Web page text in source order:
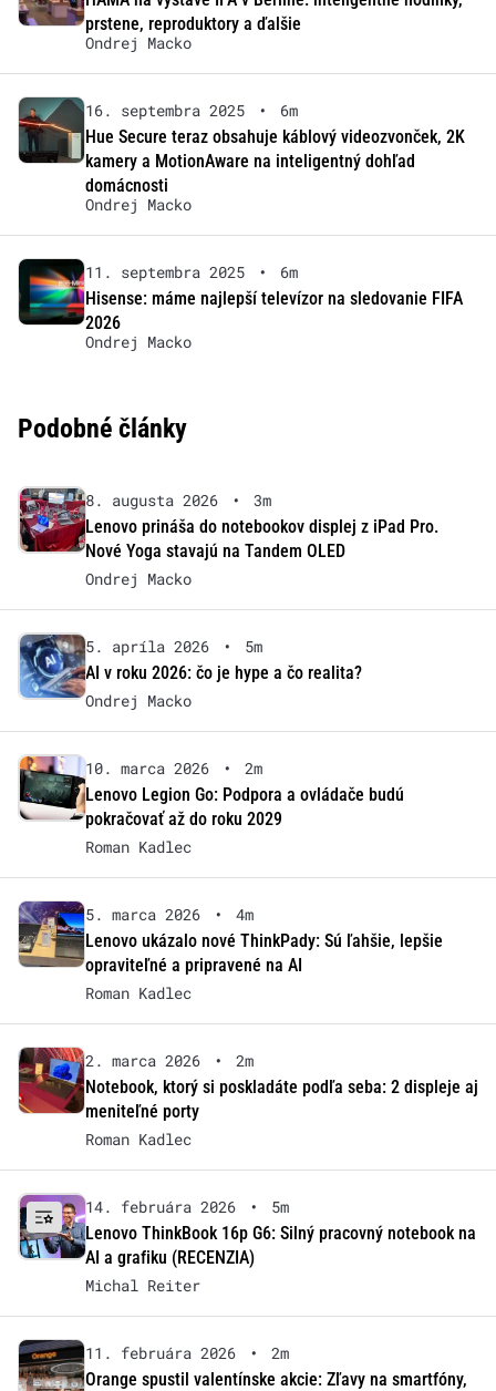
prstene, reproduktory a ďalšie
Ondrej Macko
16. septembra 2025 •
6m
Hue Secure teraz obsahuje káblový videozvonček, 2K
kamery a MotionAware na inteligentný dohľad
domácnosti
Ondrej Macko
11. septembra 2025 •
6m
Hisense: máme najlepší televízor na sledovanie FIFA
2026
Ondrej Macko
Podobné články
8. augusta 2026 •
3m
Lenovo prináša do notebookov displej z iPad Pro.
Nové Yoga stavajú na Tandem OLED
Ondrej Macko
5. apríla 2026 •
5m
AI v roku 2026: čo je hype a čo realita?
Ondrej Macko
10. marca 2026 •
2m
Lenovo Legion Go: Podpora a ovládače budú
pokračovať až do roku 2029
Roman Kadlec
5. marca 2026 •
4m
Lenovo ukázalo nové ThinkPady: Sú ľahšie, lepšie
opraviteľné a pripravené na AI
Roman Kadlec
2. marca 2026 •
2m
Notebook, ktorý si poskladáte podľa seba: 2 displeje aj
meniteľné porty
Roman Kadlec
14. februára 2026 •
5m
Lenovo ThinkBook 16p G6: Silný pracovný notebook na
AI a grafiku (RECENZIA)
Michal Reiter
11. februára 2026 •
2m
Orange spustil valentínske akcie: Zľavy na smartfóny,